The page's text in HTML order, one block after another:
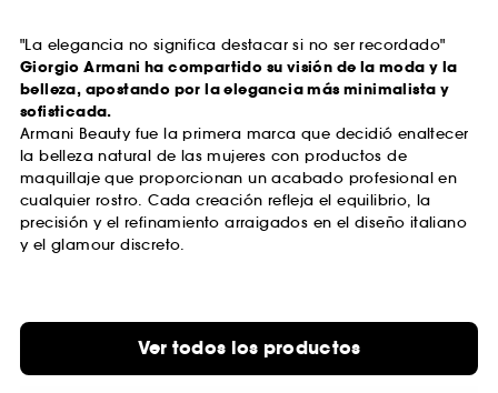
"La elegancia no significa destacar si no ser recordado"
Giorgio Armani ha compartido su visión de la moda y la
belleza, apostando por la elegancia más minimalista y
sofisticada.
Armani Beauty fue la primera marca que decidió enaltecer
la belleza natural de las mujeres con productos de
maquillaje que proporcionan un acabado profesional en
cualquier rostro. Cada creación refleja el equilibrio, la
precisión y el refinamiento arraigados en el diseño italiano
y el glamour discreto.
Ver todos los productos